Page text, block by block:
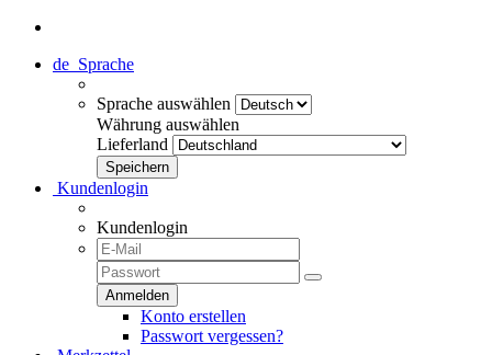
de Sprache
Sprache auswählen
Währung auswählen
Lieferland
Kundenlogin
Kundenlogin
Konto erstellen
Passwort vergessen?